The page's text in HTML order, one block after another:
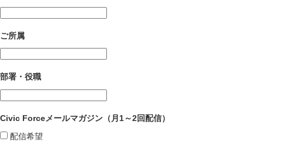
ご所属
部署・役職
Civic Forceメールマガジン（月1～2回配信）
配信希望